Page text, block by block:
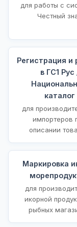
для работы с
Честный
Регистрация и
в ГС1 Рус
каталог
для
импортеров
описании
Маркировка
для
икорной
рыбных